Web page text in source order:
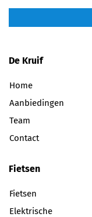
De Kruif
Home
Aanbiedingen
Team
Contact
Fietsen
Fietsen
Elektrische